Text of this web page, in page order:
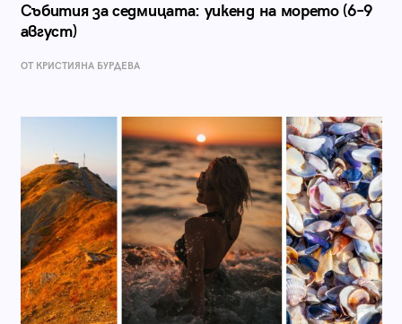
Събития за седмицата: уикенд на морето (6–9
август)
ОТ КРИСТИЯНА БУРДЕВА